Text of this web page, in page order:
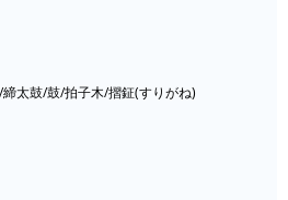
太鼓/鼓/拍子木/摺鉦(すりがね)